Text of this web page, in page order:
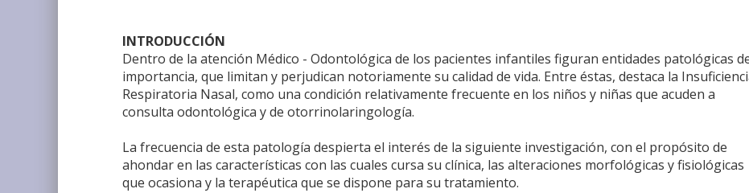
INTRODUCCIÓN
Dentro de la atención Médico - Odontológica de los pacientes infantiles figuran entidades patológicas
importancia, que limitan y perjudican notoriamente su calidad de vida. Entre éstas, destaca la
Respiratoria Nasal, como una condición relativamente frecuente en los niños y niñas que acuden a
consulta odontológica y de otorrinolaringología.
La frecuencia de esta patología despierta el interés de la siguiente investigación, con el propósito de
ahondar en las características con las cuales cursa su clínica, las alteraciones morfológicas y fisiológicas
que ocasiona y la terapéutica que se dispone para su tratamiento.